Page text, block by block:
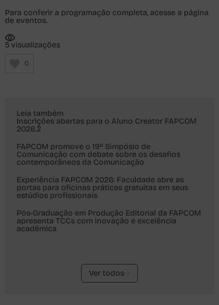
Para conferir a programação completa, acesse a página
de eventos.
5 visualizações
0
Leia também
Inscrições abertas para o Aluno Creator FAPCOM
2026.2
FAPCOM promove o 19º Simpósio de
Comunicação com debate sobre os desafios
contemporâneos da Comunicação
Experiência FAPCOM 2026: Faculdade abre as
portas para oficinas práticas gratuitas em seus
estúdios profissionais
Pós-Graduação em Produção Editorial da FAPCOM
apresenta TCCs com inovação e excelência
acadêmica
Ver todos